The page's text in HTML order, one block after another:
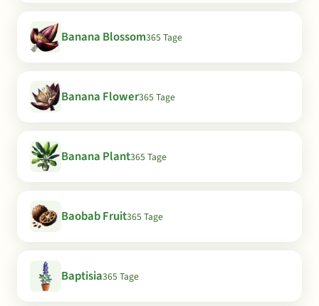
Banana Blossom365 Tage
Banana Flower365 Tage
Banana Plant365 Tage
Baobab Fruit365 Tage
Baptisia365 Tage